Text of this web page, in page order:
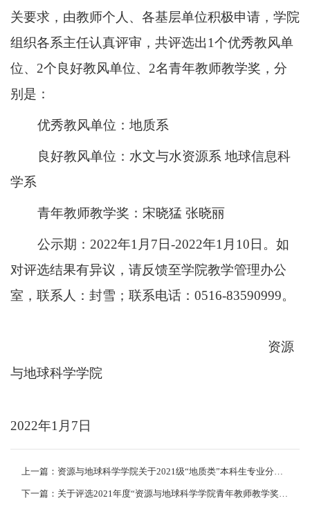
关要求，由教师个人、各基层单位积极申请，学院
组织各系主任认真评审，共评选出1个优秀教风单
位、 2个良好教风单位、 2名青年教师教学奖，分
别是：
优秀教风单位：地质系
良好教风单位：水文与水资源系 地球信息科
学系
青年教师教学奖：宋晓猛 张晓丽
公示期： 2022年1 月 7 日-2022年1 月 10 日。如
对评选结果有异议，请反馈至学院教学管理办公
室，联系人：封雪；联系电话 ：0516-83590999。
资源
与地球科学学院
2022年1 月 7 日
上一篇：资源与地球科学学院关于2021级“地质类”本科生专业分流名额与时间安排的通知
下一篇：关于评选2021年度“资源与地球科学学院青年教师教学奖”的通知